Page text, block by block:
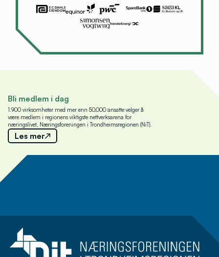
Bli medlem i dag
1.900 virksomheter med mer enn 50.000 ansatte velger å
være medlem i regionens viktigste nettverksarena for
næringslivet, Næringsforeningen i Trondheimsregionen (NiT).
Les mer